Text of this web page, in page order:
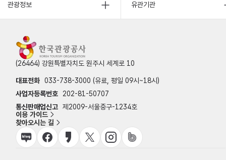
관광정보 유관기관
(26464) 강원특별자치도 원주시 세계로 10
대표전화 033-738-3000 (유료, 평일 09시~18시)
사업자등록번호
202-81-50707
통신판매업신고 제2009-서울중구-1234호
이용 가이드
찾아오시는 길